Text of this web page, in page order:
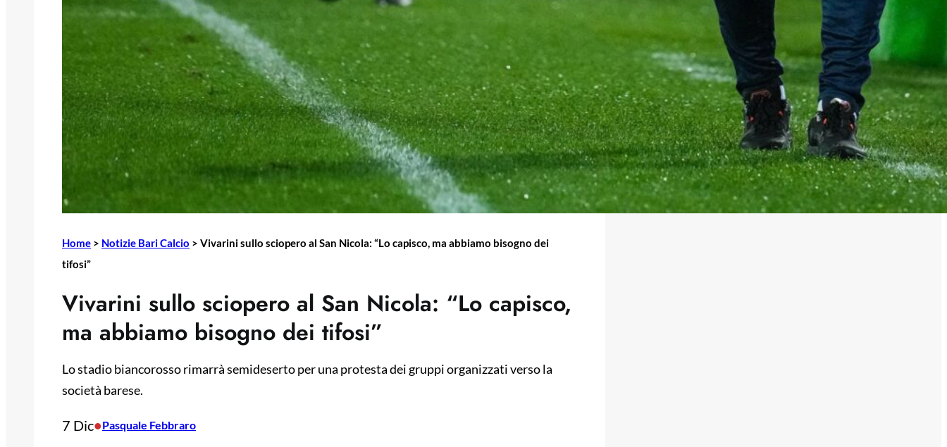
Home > Notizie Bari Calcio > Vivarini sullo sciopero al San Nicola: “Lo capisco, ma abbiamo bisogno dei
tifosi”
Vivarini sullo sciopero al San Nicola: “Lo capisco,
ma abbiamo bisogno dei tifosi”
Lo stadio biancorosso rimarrà semideserto per una protesta dei gruppi organizzati verso la
società barese.
7 Dic•Pasquale Febbraro